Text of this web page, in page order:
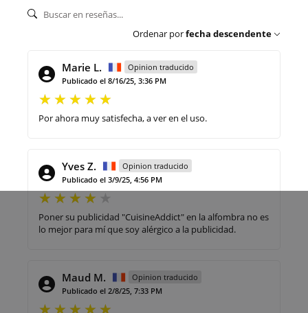
Ordenar porfecha descendente
Marie L.
Opinion traducido
Publicado el 8/16/25, 3:36 PM
Por ahora muy satisfecha, a ver en el uso.
Yves Z.
Opinion traducido
Publicado el 3/9/25, 4:56 PM
Poner su publicidad "CuisineAddict" en la alfombra no es
lo mejor para mí que soy alérgico a la publicidad.
Maud M.
Opinion traducido
Publicado el 2/8/25, 7:33 PM